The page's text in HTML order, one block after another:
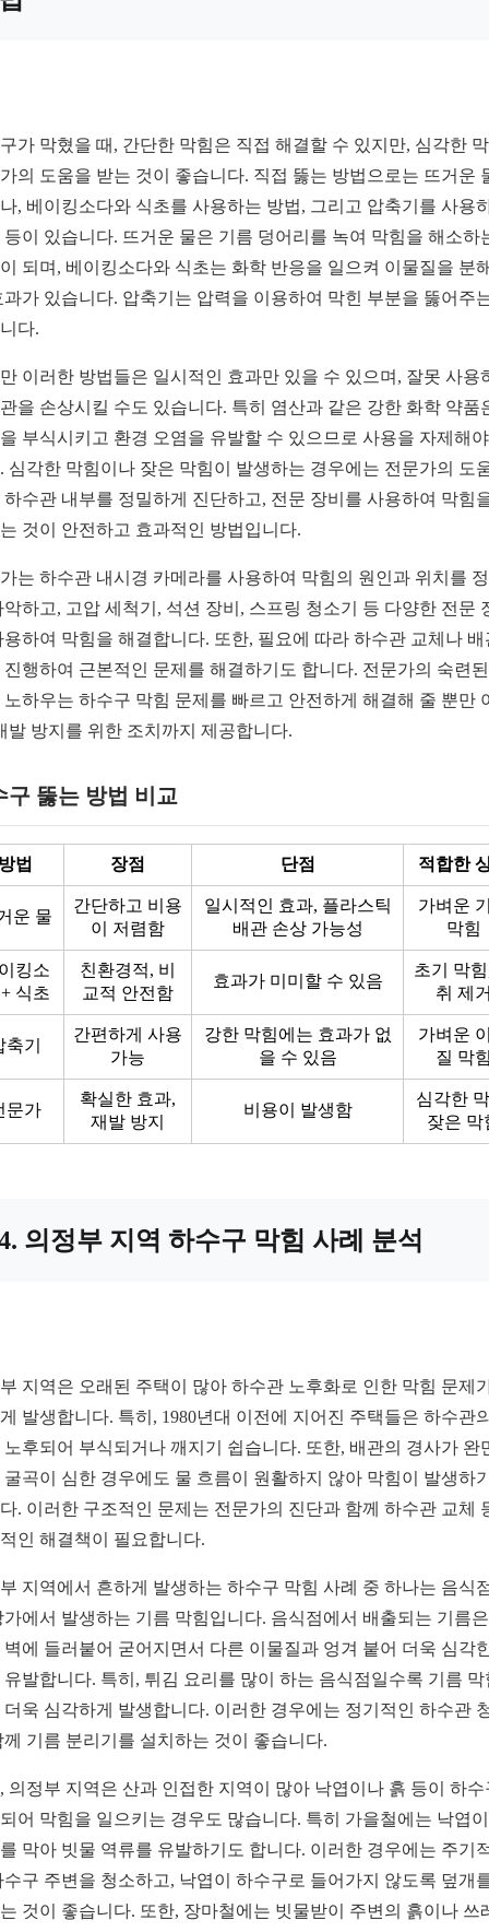
가 막혔을 때, 간단한 막힘은 직접 해결할 수 있지만, 심각한
의 도움을 받는 것이 좋습니다. 직접 뚫는 방법으로는 뜨거운
, 베이킹소다와 식초를 사용하는 방법, 그리고 압축기를 사용
등이 있습니다. 뜨거운 물은 기름 덩어리를 녹여 막힘을 해소하
되며, 베이킹소다와 식초는 화학 반응을 일으켜 이물질을 분
과가 있습니다. 압축기는 압력을 이용하여 막힌 부분을 뚫어주
다.
이러한 방법들은 일시적인 효과만 있을 수 있으며, 잘못 사용
을 손상시킬 수도 있습니다. 특히 염산과 같은 강한 화학 약품
부식시키고 환경 오염을 유발할 수 있으므로 사용을 자제해
심각한 막힘이나 잦은 막힘이 발생하는 경우에는 전문가의 도
하수관 내부를 정밀하게 진단하고, 전문 장비를 사용하여 막힘
것이 안전하고 효과적인 방법입니다.
는 하수관 내시경 카메라를 사용하여 막힘의 원인과 위치를
악하고, 고압 세척기, 석션 장비, 스프링 청소기 등 다양한 전문
용하여 막힘을 해결합니다. 또한, 필요에 따라 하수관 교체나 배
진행하여 근본적인 문제를 해결하기도 합니다. 전문가의 숙련
노하우는 하수구 막힘 문제를 빠르고 안전하게 해결해 줄 뿐만
발 방지를 위한 조치까지 제공합니다.
구 뚫는 방법 비교
법 장점 단점 적합한
운 물
간단하고 비용
이 저렴함
일시적인 효과, 플라스틱
배관 손상 가능성
가벼운
막힘
킹소
식초
친환경적, 비
교적 안전함
효과가 미미할 수 있음
초기 막
취 제
축기
간편하게 사용
가능
강한 막힘에는 효과가 없
을 수 있음
가벼운
질 막
문가
확실한 효과,
재발 방지
비용이 발생함
심각한
잦은 막
의정부 지역 하수구 막힘 사례 분석
지역은 오래된 주택이 많아 하수관 노후화로 인한 막힘 문제
발생합니다. 특히, 1980년대 이전에 지어진 주택들은 하수관
노후되어 부식되거나 깨지기 쉽습니다. 또한, 배관의 경사가 완
굴곡이 심한 경우에도 물 흐름이 원활하지 않아 막힘이 발생하
. 이러한 구조적인 문제는 전문가의 진단과 함께 하수관 교체
인 해결책이 필요합니다.
지역에서 흔하게 발생하는 하수구 막힘 사례 중 하나는 음식
가에서 발생하는 기름 막힘입니다. 음식점에서 배출되는 기름
벽에 들러붙어 굳어지면서 다른 이물질과 엉겨 붙어 더욱 심각
유발합니다. 특히, 튀김 요리를 많이 하는 음식점일수록 기름 막
더욱 심각하게 발생합니다. 이러한 경우에는 정기적인 하수관
께 기름 분리기를 설치하는 것이 좋습니다.
의정부 지역은 산과 인접한 지역이 많아 낙엽이나 흙 등이 하수
어 막힘을 일으키는 경우도 많습니다. 특히 가을철에는 낙엽
막아 빗물 역류를 유발하기도 합니다. 이러한 경우에는 주기
수구 주변을 청소하고, 낙엽이 하수구로 들어가지 않도록 덮개
것이 좋습니다. 또한, 장마철에는 빗물받이 주변의 흙이나 쓰